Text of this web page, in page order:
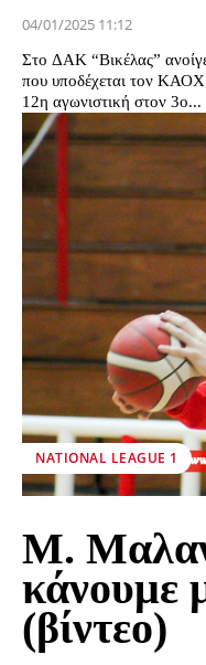
04/01/2025 11:12
Στο ΔΑΚ “Βικέλας”
που υποδέχεται τον
12η αγωνιστική στον 3ο...
NATIONAL LEAGUE 1
Μ.
κάνουμε
(βίντεο)